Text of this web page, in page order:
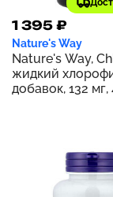
1 395 ₽
Nature's Way
Nature's Way,
жидкий
добавок, 132 мг,